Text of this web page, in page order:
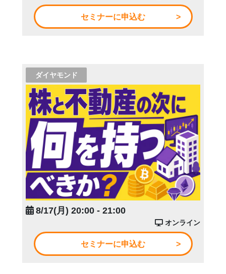
セミナーに申込む
ダイヤモンド
8/17(月) 20:00 - 21:00
オンライン
セミナーに申込む